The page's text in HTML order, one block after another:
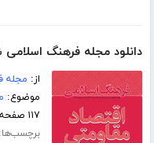
دانلود مجله فرهنگ اسلامی
از: مجله
موضوع:
۱۱۷ صفحه